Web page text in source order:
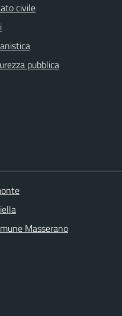
civile
pubblica
Masserano